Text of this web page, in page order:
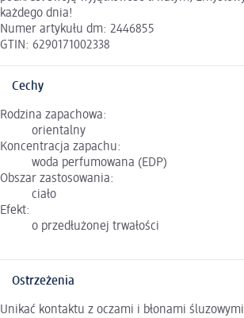
każdego dnia!
Numer artykułu dm: 2446855
GTIN: 6290171002338
Cechy
Rodzina zapachowa:
orientalny
Koncentracja zapachu:
woda perfumowana (EDP)
Obszar zastosowania:
ciało
Efekt:
o przedłużonej trwałości
Ostrzeżenia
Unikać kontaktu z oczami i błonami